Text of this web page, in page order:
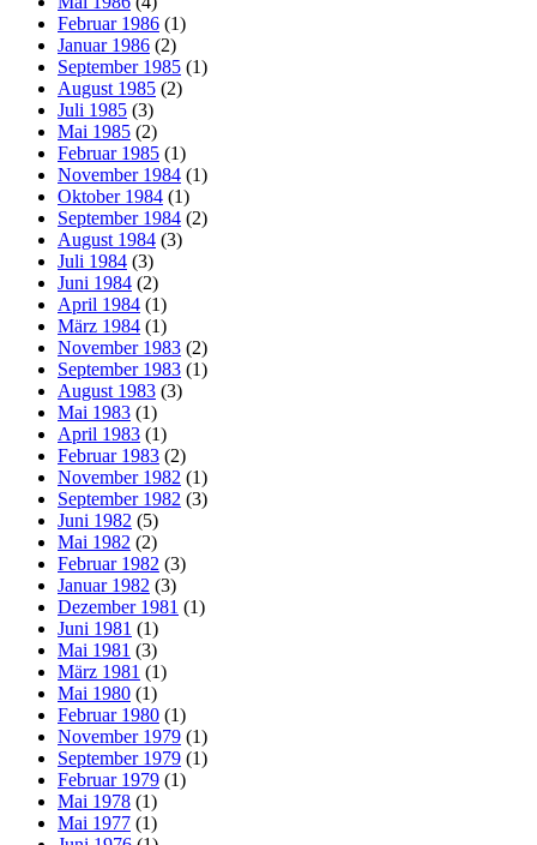
Februar 1986 (1)
Januar 1986 (2)
September 1985 (1)
August 1985 (2)
Juli 1985 (3)
Mai 1985 (2)
Februar 1985 (1)
November 1984 (1)
Oktober 1984 (1)
September 1984 (2)
August 1984 (3)
Juli 1984 (3)
Juni 1984 (2)
April 1984 (1)
März 1984 (1)
November 1983 (2)
September 1983 (1)
August 1983 (3)
Mai 1983 (1)
April 1983 (1)
Februar 1983 (2)
November 1982 (1)
September 1982 (3)
Juni 1982 (5)
Mai 1982 (2)
Februar 1982 (3)
Januar 1982 (3)
Dezember 1981 (1)
Juni 1981 (1)
Mai 1981 (3)
März 1981 (1)
Mai 1980 (1)
Februar 1980 (1)
November 1979 (1)
September 1979 (1)
Februar 1979 (1)
Mai 1978 (1)
Mai 1977 (1)